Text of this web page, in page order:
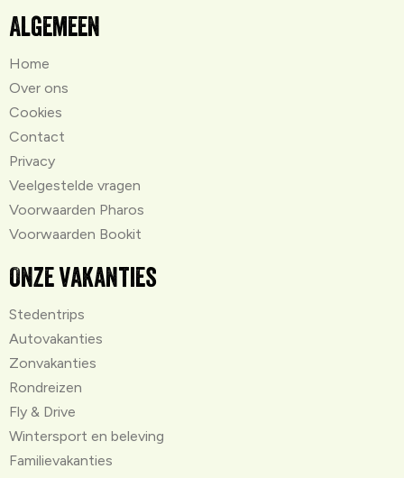
Algemeen
Home
Over ons
Cookies
Contact
Privacy
Veelgestelde vragen
Voorwaarden Pharos
Voorwaarden Bookit
Onze vakanties
Stedentrips
Autovakanties
Zonvakanties
Rondreizen
Fly & Drive
Wintersport en beleving
Familievakanties